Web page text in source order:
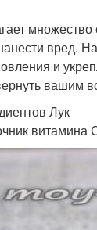
множество
вред.
и
вашим
Лук
витамина